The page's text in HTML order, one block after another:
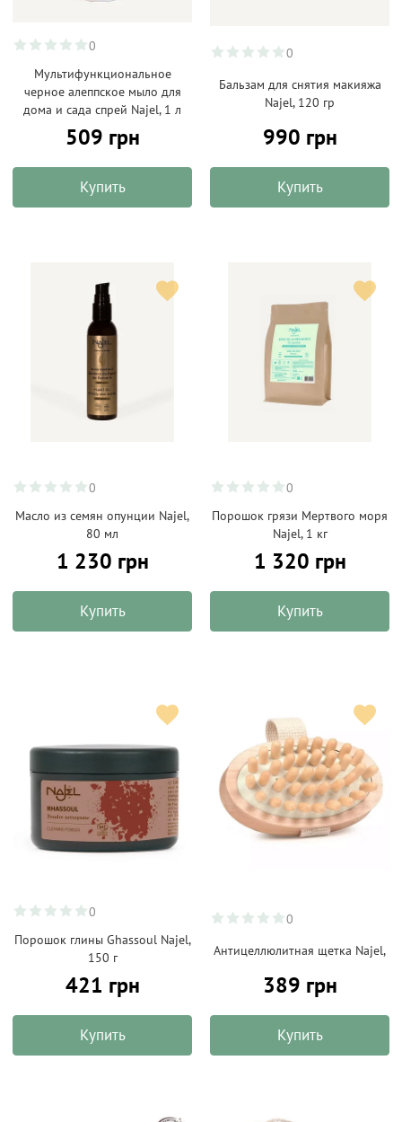
0
Мультифункциональное
черное алеппское мыло для
дома и сада спрей Najel, 1 л
509 грн
Купить
0
Бальзам для снятия макияжа
Najel, 120 гр
990 грн
Купить
0
Масло из семян опунции Najel,
80 мл
1 230 грн
Купить
0
Порошок грязи Мертвого моря
Najel, 1 кг
1 320 грн
Купить
0
Порошок глины Ghassoul Najel,
150 г
421 грн
Купить
0
Антицеллюлитная щетка Najel,
389 грн
Купить